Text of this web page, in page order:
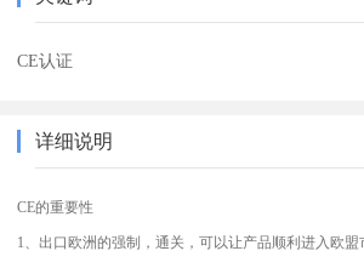
CE认证
详细说明
CE的重要性
1、出口欧洲的强制，通关，可以让产品顺利进入欧盟